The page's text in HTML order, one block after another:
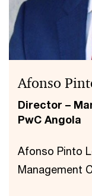
Afonso
Director –
PwC Angola
Afonso Pinto
Management